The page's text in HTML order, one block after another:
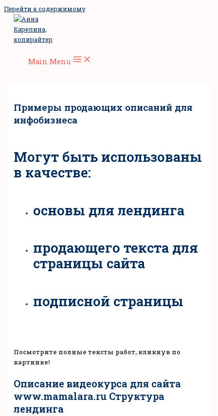
Перейти к содержимому
Main Menu
Примеры продающих описаний для
инфобизнеса
Могут быть использованы
в качестве:
основы для лендинга
продающего текста для
страницы сайта
подписной страницы
Посмотрите полные тексты работ, кликнув по
картинке!
Описание видеокурса для сайта
www.mamalara.ru Структура
лендинга